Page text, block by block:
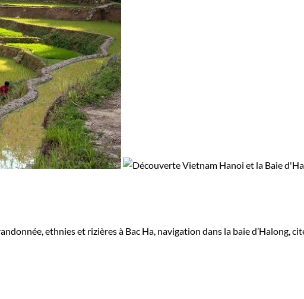
ethnies et rizières à Bac Ha, navigation dans la baie d’Halong,